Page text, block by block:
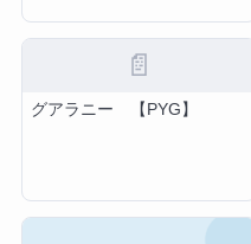
📄
グアラニー 【PYG】